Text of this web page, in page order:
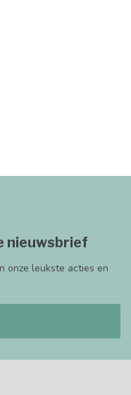
nieuwsbrief
onze leukste acties en